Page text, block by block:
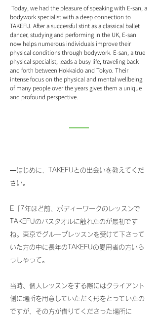
Today, we had the pleasure of speaking with E-san, a
bodywork specialist with a deep connection to
TAKEFU. After a successful stint as a classical ballet
dancer, studying and performing in the UK, E-san
now helps numerous individuals improve their
physical conditions through bodywork. E-san, a true
physical specialist, leads a busy life, traveling back
and forth between Hokkaido and Tokyo. Their
intense focus on the physical and mental wellbeing
of many people over the years gives them a unique
and profound perspective.
―はじめに、TAKEFUとの出会いを教えてくだ
さい。
E「7年ほど前、ボディーワークのレッスンで
TAKEFUのバスタオルに触れたのが最初です
ね。東京でグループレッスンを受けて下さって
いた方の中に長年のTAKEFUの愛用者の方いら
っしゃって。
当時、個人レッスンをする際にはクライアント
側に場所を用意していただく形をとっていたの
ですが、その方が借りてくださった場所に